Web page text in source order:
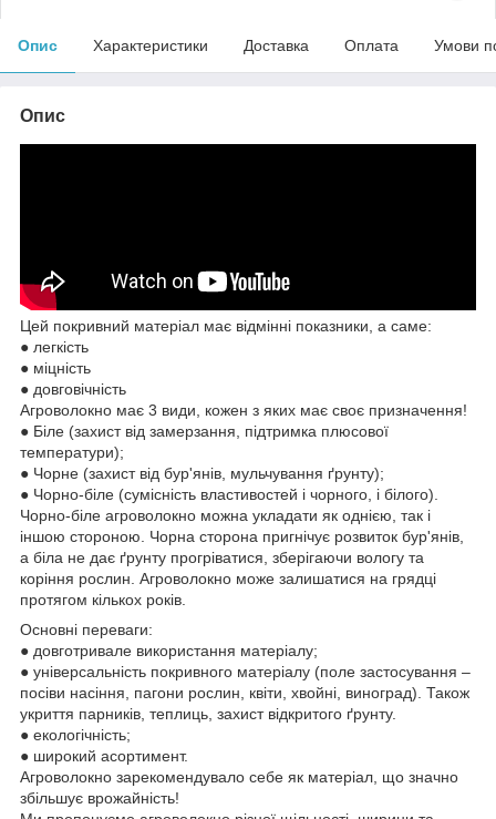
Опис Характеристики Доставка Оплата Умови
Опис
Цей покривний матеріал має відмінні показники, а саме:
● легкість
● міцність
● довговічність
Агроволокно має 3 види, кожен з яких має своє призначення!
● Біле (захист від замерзання, підтримка плюсової
температури);
● Чорне (захист від бур'янів, мульчування ґрунту);
● Чорно-біле (сумісність властивостей і чорного, і білого).
Чорно-біле агроволокно можна укладати як однією, так і
іншою стороною. Чорна сторона пригнічує розвиток бур'янів,
а біла не дає ґрунту прогріватися, зберігаючи вологу та
коріння рослин. Агроволокно може залишатися на грядці
протягом кількох років.
Основні переваги:
● довготривале використання матеріалу;
● універсальність покривного матеріалу (поле застосування –
посіви насіння, пагони рослин, квіти, хвойні, виноград). Також
укриття парників, теплиць, захист відкритого ґрунту.
● екологічність;
● широкий асортимент.
Агроволокно зарекомендувало себе як матеріал, що значно
збільшує врожайність!